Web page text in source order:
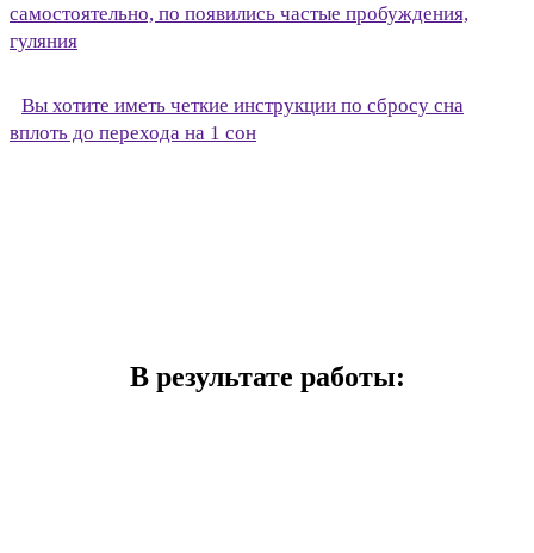
самостоятельно, по появились частые пробуждения,
гуляния
Вы хотите иметь четкие инструкции по сбросу сна
вплоть до перехода на 1 сон
В результате работы: